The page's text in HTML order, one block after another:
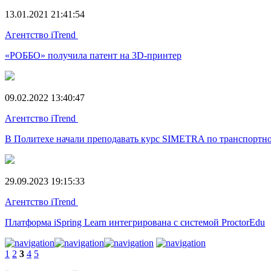
13.01.2021 21:41:54
Агентство iTrend
«РОББО» получила патент на 3D-принтер
09.02.2022 13:40:47
Агентство iTrend
В Политехе начали преподавать курс SIMETRA по
29.09.2023 19:15:33
Агентство iTrend
Платформа iSpring Learn интегрирована с системой ProctorEdu
1 2 3 4 5